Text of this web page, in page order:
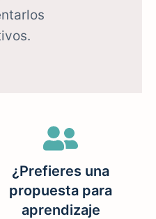
¿Prefieres una
propuesta para
aprendizaje